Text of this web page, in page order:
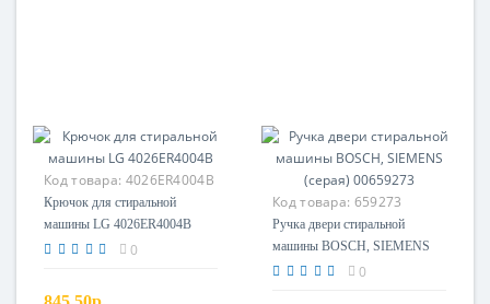
Код товара: 4026ER4004B
Крючок для стиральной
машины LG 4026ER4004B
0
Код товара: 659273
Ручка двери стиральной
машины BOSCH, SIEMENS
(серая) 00659273
0